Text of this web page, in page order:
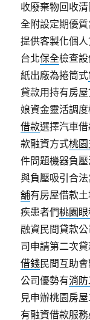
收廢棄物回收
全附設定期優
提供客製化個
台北保全檢查
紙出廠為捲筒式
貸款用持有房
娘資金靈活調
借款選擇汽車
款融資方式桃
件問題機器負
與負壓吸引合
舖有房屋借款
疾患者們桃園
融資民間貸款
司申請第二次
借錢民間互助
公司優勢有消
見申辦桃園房
有融資借款服